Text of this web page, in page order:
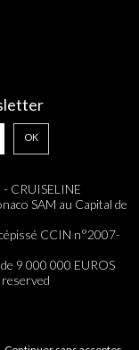
OK
CRUISELINE
SAM au Capital de
CCIN n°2007-
9 000 000 EUROS